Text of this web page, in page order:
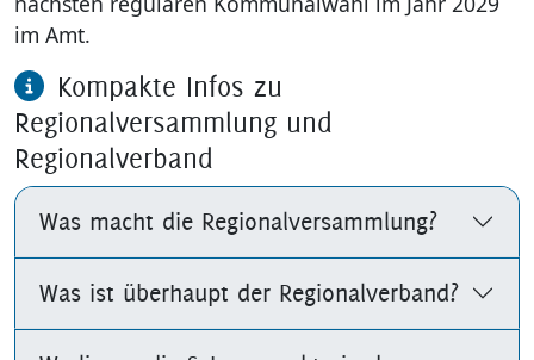
im Amt.
Kompakte Infos zu
Regionalversammlung und
Regionalverband
Was macht die Regionalversammlung?
Was ist überhaupt der Regionalverband?